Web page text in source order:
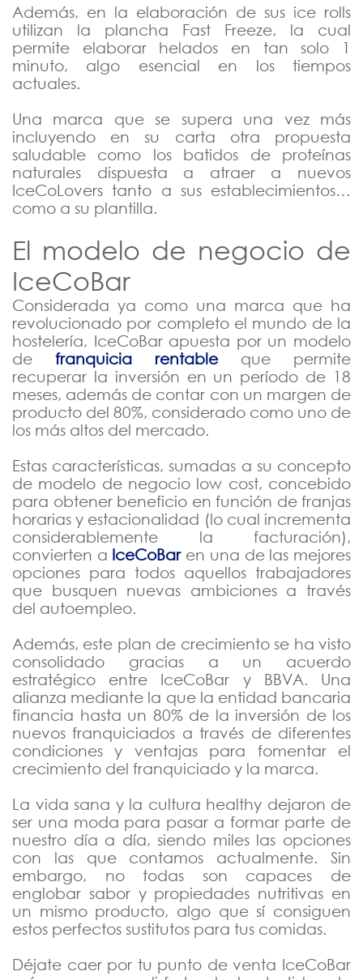
Además, en la elaboración de sus ice rolls
utilizan la plancha Fast Freeze, la cual
permite elaborar helados en tan solo 1
minuto, algo esencial en los tiempos
actuales.
Una marca que se supera una vez más
incluyendo en su carta otra propuesta
saludable como los batidos de proteínas
naturales dispuesta a atraer a nuevos
IceCoLovers tanto a sus establecimientos…
como a su plantilla.
El modelo de negocio de
IceCoBar
Considerada ya como una marca que ha
revolucionado por completo el mundo de la
hostelería, IceCoBar apuesta por un modelo
de franquicia rentableque permite
recuperar la inversión en un período de 18
meses, además de contar con un margen de
producto del 80%, considerado como uno de
los más altos del mercado.
Estas características, sumadas a su concepto
de modelo de negocio low cost, concebido
para obtener beneficio en función de franjas
horarias y estacionalidad (lo cual incrementa
considerablemente la facturación),
convierten a IceCoBaren una de las mejores
opciones para todos aquellos trabajadores
que busquen nuevas ambiciones a través
del autoempleo.
Además, este plan de crecimiento se ha visto
consolidado gracias a un acuerdo
estratégico entre IceCoBar y BBVA. Una
alianza mediante la que la entidad bancaria
financia hasta un 80% de la inversión de los
nuevos franquiciados a través de diferentes
condiciones y ventajas para fomentar el
crecimiento del franquiciado y la marca.
La vida sana y la cultura healthy dejaron de
ser una moda para pasar a formar parte de
nuestro día a día, siendo miles las opciones
con las que contamos actualmente. Sin
embargo, no todas son capaces de
englobar sabor y propiedades nutritivas en
un mismo producto, algo que sí consiguen
estos perfectos sustitutos para tus comidas.
Déjate caer por tu punto de venta IceCoBar